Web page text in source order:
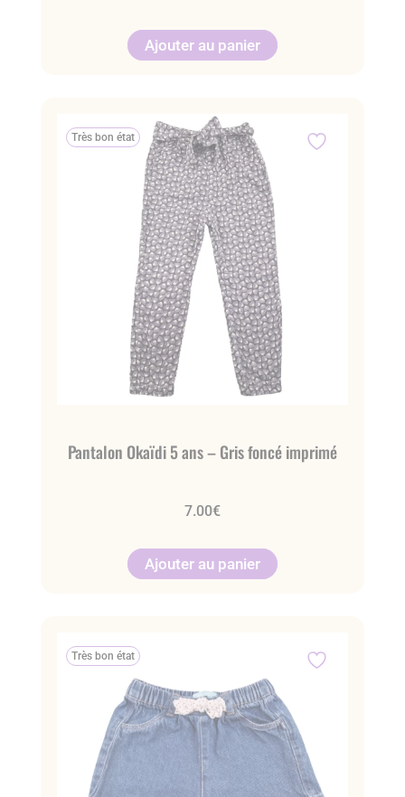
Ajouter au panier
Très bon état
Pantalon Okaïdi 5 ans – Gris foncé imprimé
7.00€
Ajouter au panier
Très bon état